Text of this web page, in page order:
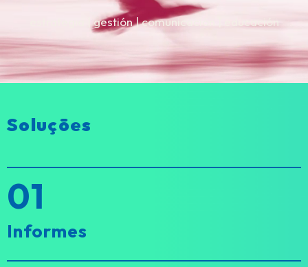
estrategia | gestión | comunicación | educación
Soluções
01
Informes